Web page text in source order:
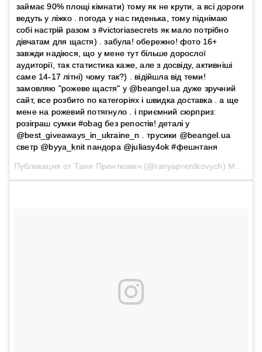
займає 90% площі кімнати) тому як не крути, а всі дороги
ведуть у ліжко . погода у нас гиденька, тому піднімаю
собі настрій разом з #victoriasecrets як мало потрібно
дівчатам для щастя) . забула! обережно! фото 16+
завжди надіюся, що у мене тут більше дорослої
аудиторії, так статистика каже, але з досвіду, активніші
саме 14-17 літні) чому так?) . відійшла від теми!
замовляю "рожеве щастя" у @beangel.ua дуже зручний
сайт, все розбито по категоріях і швидка доставка . а ще
мене на рожевий потягнуло . і приємний сюрприз:
розіграш сумки #obag без репостів! деталі у
@best_giveaways_in_ukraine_n . трусики @beangel.ua
светр @byya_knit пандора @juliasy4ok #фешнтаня
Публикация от Таня Пренткович (@tanyaprentkovych) Мар 16 2017 в 11:15 PDT